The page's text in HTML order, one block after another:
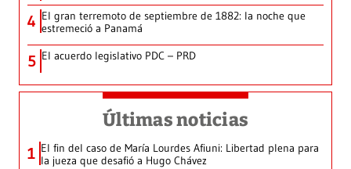
4 El gran terremoto de septiembre de 1882: la noche que
estremeció a Panamá
5 El acuerdo legislativo PDC – PRD
Últimas noticias
1 El fin del caso de María Lourdes Afiuni: Libertad plena para
la jueza que desafió a Hugo Chávez